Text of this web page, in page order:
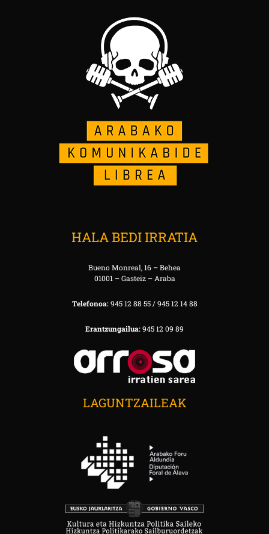
HALA BEDI IRRATIA
Bueno Monreal, 16 – Behea
01001 – Gasteiz – Araba
Telefonoa:945 12 88 55 / 945 12 14 88
Erantzungailua:945 12 09 89
LAGUNTZAILEAK